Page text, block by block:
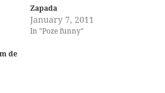
Zapada
January 7, 2011
In "Poze funny"
de